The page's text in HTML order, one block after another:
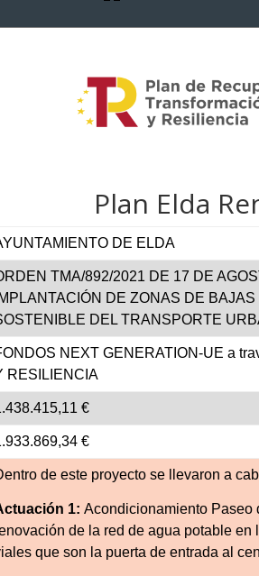
Plan Elda
DE ELDA
TMA/892/2021 DE 17 DE
DE ZONAS DE
DEL TRANSPORTE
NEXT GENERATION-UE a
RESILIENCIA
€
€
de este proyecto se llevaron a
1: Acondicionamiento Paseo
de la red de agua potable
que son la puerta de entrada al